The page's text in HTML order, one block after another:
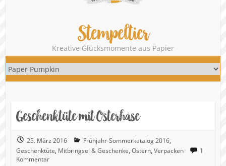
Stempeltier
Kreative Glücksmomente aus Papier
Geschenktüte mit Osterhase
25. März 2016 Frühjahr-Sommerkatalog 2016,
Geschenktüte, Mitbringsel & Geschenke, Ostern, Verpacken
1
Kommentar